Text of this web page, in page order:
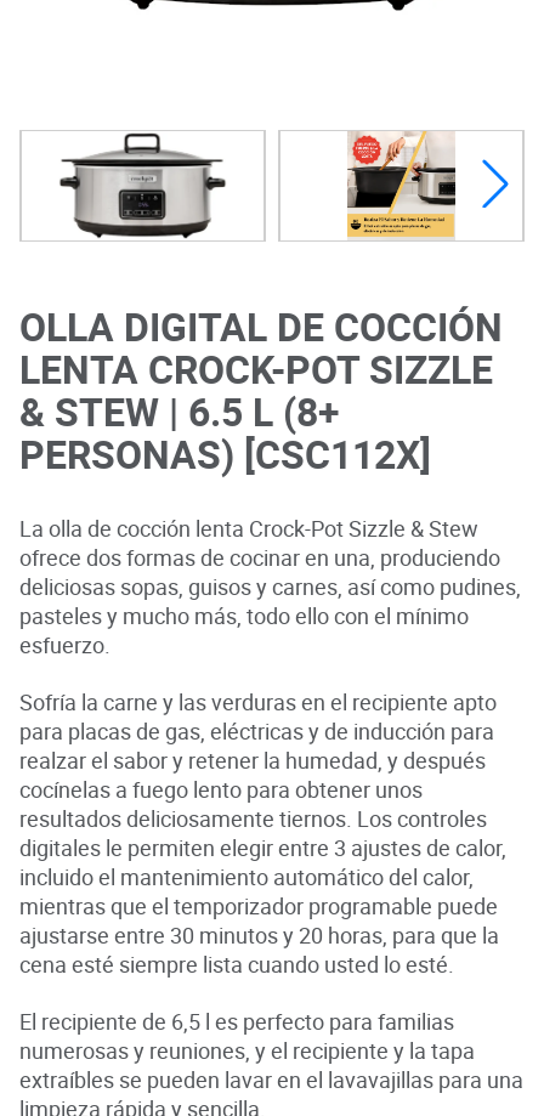
OLLA DIGITAL DE COCCIÓN
LENTA CROCK-POT SIZZLE
& STEW | 6.5 L (8+
PERSONAS) [CSC112X]
La olla de cocción lenta Crock-Pot Sizzle & Stew
ofrece dos formas de cocinar en una, produciendo
deliciosas sopas, guisos y carnes, así como pudines,
pasteles y mucho más, todo ello con el mínimo
esfuerzo.
Sofría la carne y las verduras en el recipiente apto
para placas de gas, eléctricas y de inducción para
realzar el sabor y retener la humedad, y después
cocínelas a fuego lento para obtener unos
resultados deliciosamente tiernos. Los controles
digitales le permiten elegir entre 3 ajustes de calor,
incluido el mantenimiento automático del calor,
mientras que el temporizador programable puede
ajustarse entre 30 minutos y 20 horas, para que la
cena esté siempre lista cuando usted lo esté.
El recipiente de 6,5 l es perfecto para familias
numerosas y reuniones, y el recipiente y la tapa
extraíbles se pueden lavar en el lavavajillas para una
limpieza rápida y sencilla.